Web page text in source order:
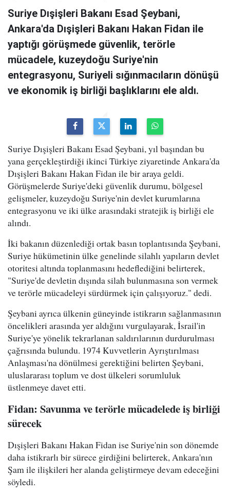
Suriye Dışişleri Bakanı Esad Şeybani,
Ankara'da Dışişleri Bakanı Hakan Fidan ile
yaptığı görüşmede güvenlik, terörle
mücadele, kuzeydoğu Suriye'nin
entegrasyonu, Suriyeli sığınmacıların dönüşü
ve ekonomik iş birliği başlıklarını ele aldı.
Suriye Dışişleri Bakanı Esad Şeybani, yıl başından bu
yana gerçekleştirdiği ikinci Türkiye ziyaretinde Ankara'da
Dışişleri Bakanı Hakan Fidan ile bir araya geldi.
Görüşmelerde Suriye'deki güvenlik durumu, bölgesel
gelişmeler, kuzeydoğu Suriye'nin devlet kurumlarına
entegrasyonu ve iki ülke arasındaki stratejik iş birliği ele
alındı.
İki bakanın düzenlediği ortak basın toplantısında Şeybani,
Suriye hükümetinin ülke genelinde silahlı yapıların devlet
otoritesi altında toplanmasını hedeflediğini belirterek,
"Suriye'de devletin dışında silah bulunmasına son vermek
ve terörle mücadeleyi sürdürmek için çalışıyoruz." dedi.
Şeybani ayrıca ülkenin güneyinde istikrarın sağlanmasının
öncelikleri arasında yer aldığını vurgulayarak, İsrail'in
Suriye'ye yönelik tekrarlanan saldırılarının durdurulması
çağrısında bulundu. 1974 Kuvvetlerin Ayrıştırılması
Anlaşması'na dönülmesi gerektiğini belirten Şeybani,
uluslararası toplum ve dost ülkeleri sorumluluk
üstlenmeye davet etti.
Fidan: Savunma ve terörle mücadelede iş birliği
sürecek
Dışişleri Bakanı Hakan Fidan ise Suriye'nin son dönemde
daha istikrarlı bir sürece girdiğini belirterek, Ankara'nın
Şam ile ilişkileri her alanda geliştirmeye devam edeceğini
söyledi.